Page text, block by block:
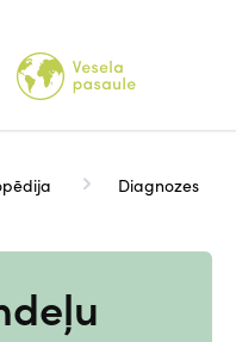
Diagnozes